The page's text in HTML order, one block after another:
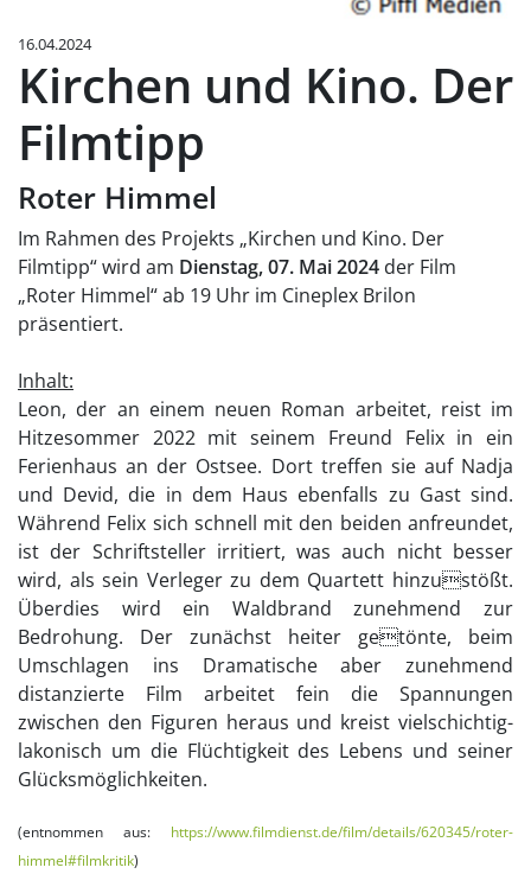
16.04.2024
Kirchen und Kino. Der
Filmtipp
Roter Himmel
Im Rahmen des Projekts „Kirchen und Kino. Der
Filmtipp“ wird am Dienstag, 07. Mai 2024 der Film
„Roter Himmel“ ab 19 Uhr im Cineplex Brilon
präsentiert.
Inhalt:
Leon, der an einem neuen Roman arbeitet, reist im
Hitzesommer 2022 mit seinem Freund Felix in ein
Ferienhaus an der Ostsee. Dort treffen sie auf Nadja
und Devid, die in dem Haus ebenfalls zu Gast sind.
Während Felix sich schnell mit den beiden anfreundet,
ist der Schriftsteller irritiert, was auch nicht besser
wird, als sein Verleger zu dem Quartett hinzustößt.
Überdies wird ein Waldbrand zunehmend zur
Bedrohung. Der zunächst heiter getönte, beim
Umschlagen ins Dramatische aber zunehmend
distanzierte Film arbeitet fein die Spannungen
zwischen den Figuren heraus und kreist vielschichtig-
lakonisch um die Flüchtigkeit des Lebens und seiner
Glücksmöglichkeiten.
(entnommen aus: https://www.filmdienst.de/film/details/620345/roter-
himmel#filmkritik)